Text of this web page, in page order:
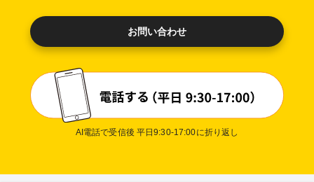
お問い合わせ
AI電話で受信後 平日9:30-17:00に折り返し